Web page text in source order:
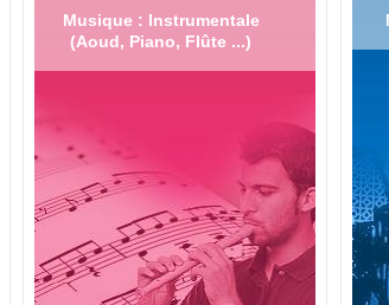
Musique : Instrumentale
(Aoud, Piano, Flûte ...)